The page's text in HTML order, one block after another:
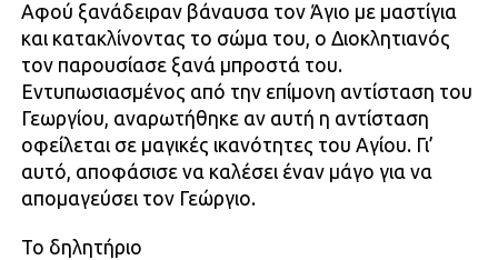
Αφού ξανάδειραν βάναυσα τον Άγιο με μαστίγια
και κατακλίνοντας το σώμα του, ο Διοκλητιανός
τον παρουσίασε ξανά μπροστά του.
Εντυπωσιασμένος από την επίμονη αντίσταση του
Γεωργίου, αναρωτήθηκε αν αυτή η αντίσταση
οφείλεται σε μαγικές ικανότητες του Αγίου. Γι’
αυτό, αποφάσισε να καλέσει έναν μάγο για να
απομαγεύσει τον Γεώργιο.
Το δηλητήριο